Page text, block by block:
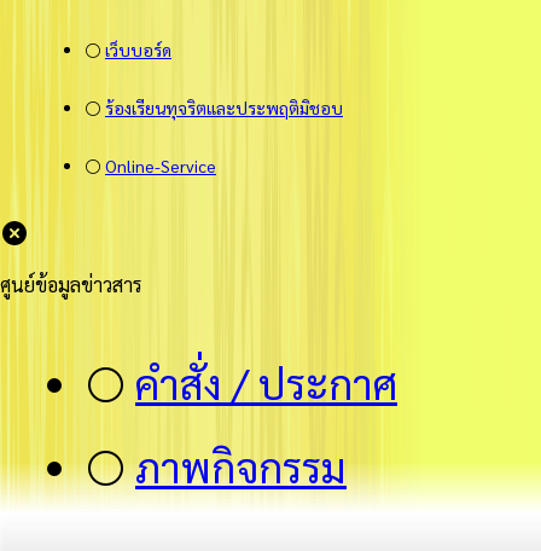
⚪ เว็บบอร์ด
⚪ ร้องเรียนทุจริตและประพฤติมิชอบ
⚪ Online-Service
ศูนย์ข้อมูลข่าวสาร
⚪ คำสั่ง / ประกาศ
⚪ภาพกิจกรรม